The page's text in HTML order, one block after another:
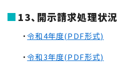
13、開示請求処理状況
・令和4年度(PDF形式)
・令和3年度(PDF形式)